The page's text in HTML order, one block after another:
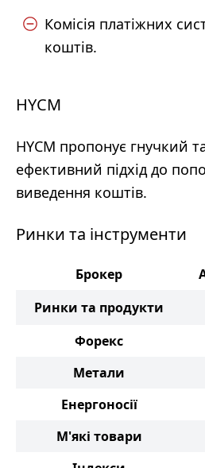
Комісія платіжних
коштів.
HYCM
HYCM пропонує гнучкий
ефективний підхід до
виведення коштів.
Ринки та інструменти
Брокер
Ринки та продукти
Форекс
Метали
Енергоносії
М'які товари